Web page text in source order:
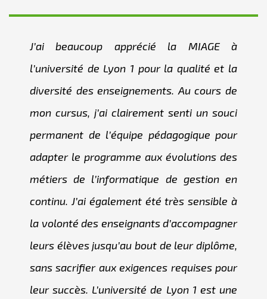
J’ai beaucoup apprécié la MIAGE à
l’université de Lyon 1 pour la qualité et la
diversité des enseignements. Au cours de
mon cursus, j’ai clairement senti un souci
permanent de l’équipe pédagogique pour
adapter le programme aux évolutions des
métiers de l’informatique de gestion en
continu. J’ai également été très sensible à
la volonté des enseignants d’accompagner
leurs élèves jusqu’au bout de leur diplôme,
sans sacrifier aux exigences requises pour
leur succès. L’université de Lyon 1 est une